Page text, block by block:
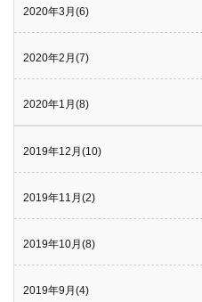
2020年3月(6)
2020年2月(7)
2020年1月(8)
2019年12月(10)
2019年11月(2)
2019年10月(8)
2019年9月(4)